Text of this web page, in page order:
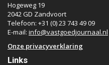
Hogeweg 19
2042 GD Zandvoort
Telefoon: +31 (0) 23 743 49 09
E-mail: info@vastgoedjournaal.nl
Onze privacyverklaring
Links